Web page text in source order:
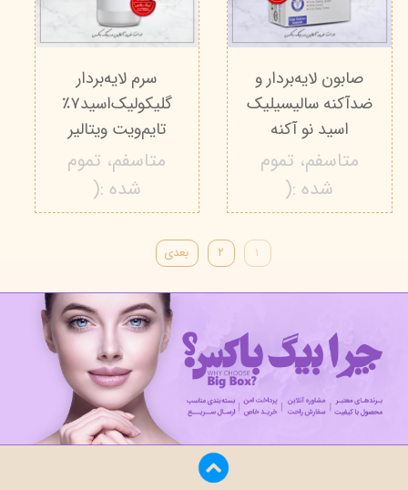
صابون لایه‌بردار و
ضدآکنه سالیسیلیک
اسید نو آکنه
متاسفم، تموم
شده :(
سرم لایه‌بردار
گلیکولیک‌اسید‌۷٪
تایم‌ویت ویتالیر
متاسفم، تموم
شده :(
۱ ۲ بعدی